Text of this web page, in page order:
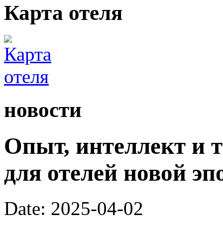
Карта отеля
новости
Опыт, интеллект и
для отелей новой
Date: 2025-04-02